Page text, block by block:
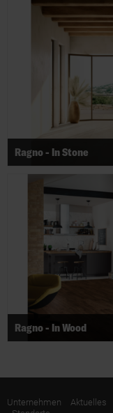
Ragno - In Stone
Ragno - In Wood
Unternehmen Aktuelles